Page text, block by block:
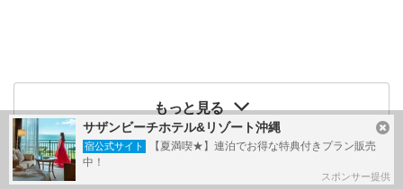
もっと見る
写真：あと6枚
サザンビーチホテル&リゾート沖縄
宿公式サイト
【夏満喫★】連泊でお得な特典付きプラン販売
中！
スポンサー提供